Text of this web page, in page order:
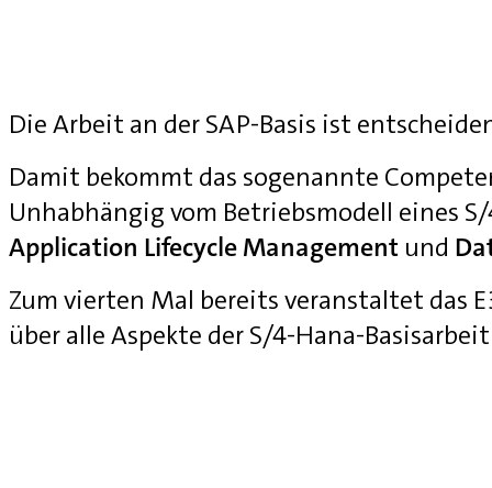
Die Arbeit an der SAP-Basis ist
Damit bekommt das sogenannte
Unhabhängig vom Betriebsmodell eines
Application Lifecycle Management und
Zum vierten Mal bereits veranstaltet das
über alle Aspekte der S/4-Hana-